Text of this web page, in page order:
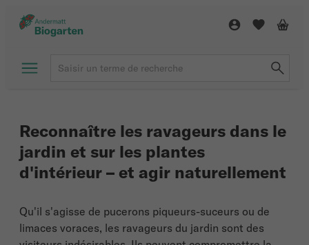
Reconnaître les ravageurs dans le
jardin et sur les plantes
d'intérieur – et agir naturellement
Qu'il s'agisse de pucerons piqueurs-suceurs ou de
limaces voraces, les ravageurs du jardin sont des